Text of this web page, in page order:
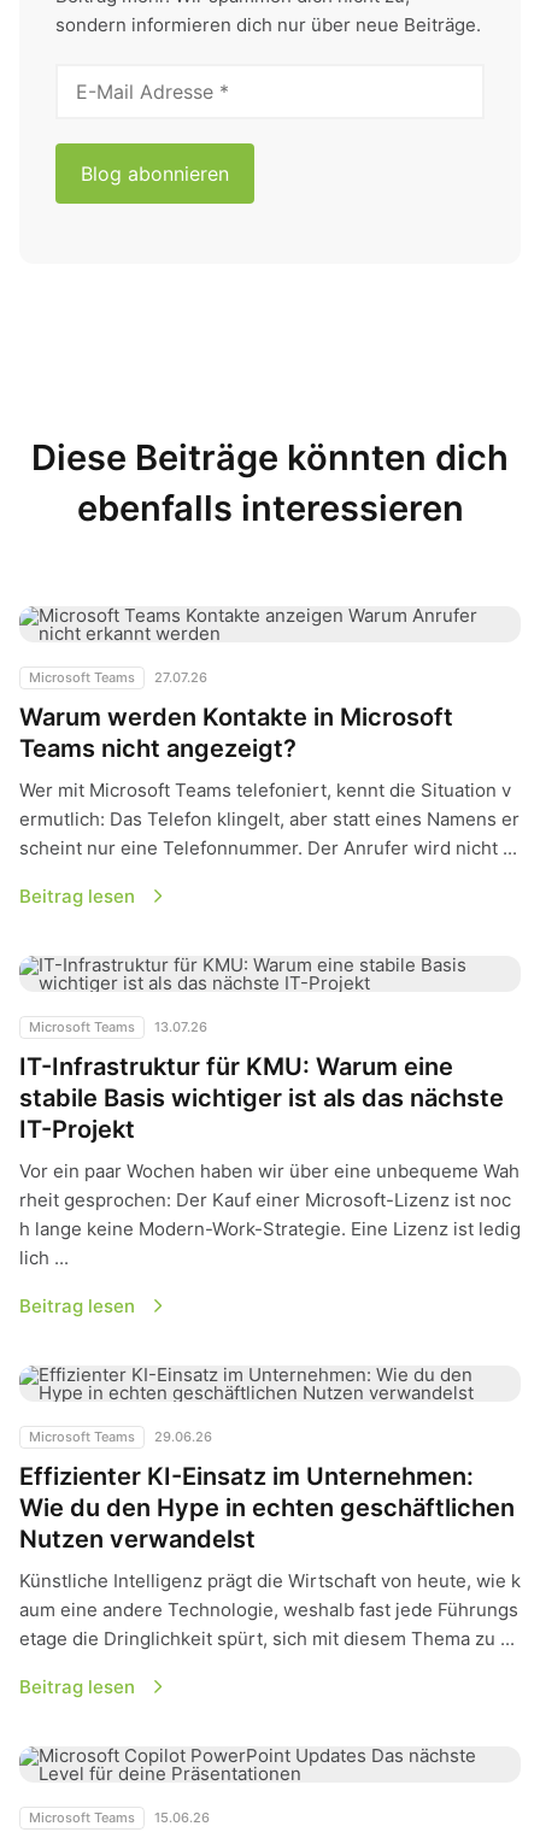
sondern informieren dich nur über neue Beiträge.
Diese Beiträge könnten dich
ebenfalls interessieren
Microsoft Teams 27.07.26
Warum werden Kontakte in Microsoft
Teams nicht angezeigt?
Wer mit Microsoft Teams telefoniert, kennt die Situation v
ermutlich: Das Telefon klingelt, aber statt eines Namens er
scheint nur eine Telefonnummer. Der Anrufer wird nicht ...
Beitrag lesen
Warum werden Kontakte in Microsoft Teams nicht angezeigt?
Microsoft Teams 13.07.26
IT-Infrastruktur für KMU: Warum eine
stabile Basis wichtiger ist als das nächste
IT-Projekt
Vor ein paar Wochen haben wir über eine unbequeme Wah
rheit gesprochen: Der Kauf einer Microsoft-Lizenz ist noc
h lange keine Modern-Work-Strategie. Eine Lizenz ist ledig
lich ...
Beitrag lesen
IT-Infrastruktur für KMU: Warum eine stabile Basis wichtiger
Microsoft Teams 29.06.26
Effizienter KI-Einsatz im Unternehmen:
Wie du den Hype in echten geschäftlichen
Nutzen verwandelst
Künstliche Intelligenz prägt die Wirtschaft von heute, wie k
aum eine andere Technologie, weshalb fast jede Führungs
etage die Dringlichkeit spürt, sich mit diesem Thema zu ...
Beitrag lesen
Effizienter KI-Einsatz im Unternehmen: Wie du den Hype in
Microsoft Teams 15.06.26
Microsoft Copilot PowerPoint Updates: Das nächste Level